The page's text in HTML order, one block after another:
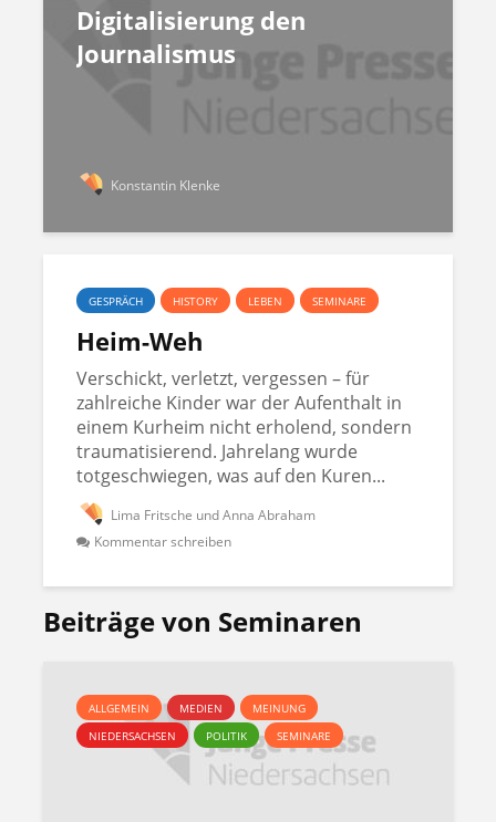
Digitalisierung den
Journalismus
Konstantin Klenke
GESPRÄCH HISTORY LEBEN SEMINARE
Heim-Weh
Verschickt, verletzt, vergessen – für
zahlreiche Kinder war der Aufenthalt in
einem Kurheim nicht erholend, sondern
traumatisierend. Jahrelang wurde
totgeschwiegen, was auf den Kuren...
Lima Fritsche und Anna Abraham
Kommentar schreiben
Beiträge von Seminaren
ALLGEMEIN MEDIEN
MEINUNG
NIEDERSACHSEN
POLITIK SEMINARE